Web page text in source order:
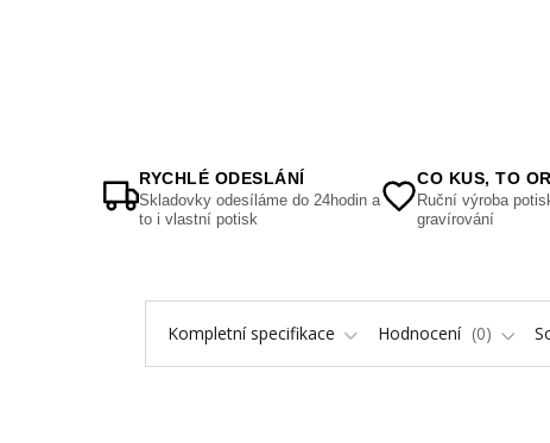
RYCHLÉ ODESLÁNÍ
Skladovky odesíláme do 24hodin a
to i vlastní potisk
CO KUS, TO
Ruční výroba
gravírování
Kompletní specifikace Hodnocení 0